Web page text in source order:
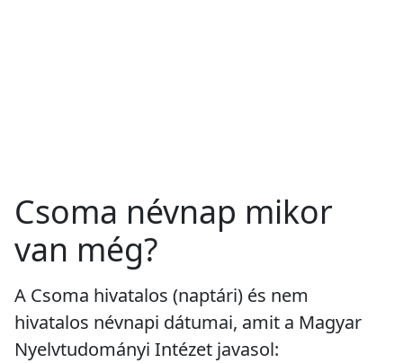
Csoma névnap mikor
van még?
A Csoma hivatalos (naptári) és nem
hivatalos névnapi dátumai, amit a Magyar
Nyelvtudományi Intézet javasol: